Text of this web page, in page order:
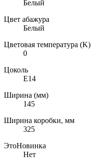
Белый
Цвет абажура
Белый
Цветовая температура (K)
0
Цоколь
E14
Ширина (мм)
145
Ширина коробки, мм
325
ЭтоНовинка
Нет